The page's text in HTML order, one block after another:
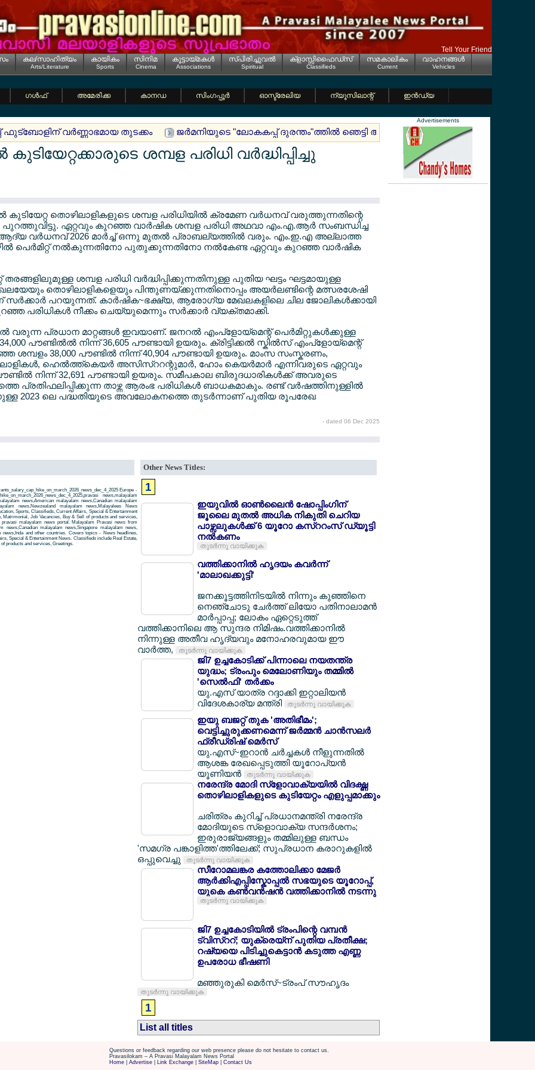
Tell Your Friend
കല/സാഹിത്യം
Arts/Literature
കായികം
Sports
സിനിമ
Cinema
കൂട്ടായ്മകള്‍
Associations
സ്പിരിച്ചുവല്‍
Spiritual
ക്ളാസ്സിഫൈഡ്സ്
Classifieds
സമകാലികം
Current
വാഹനങ്ങള്‍
Vehicles
ഗള്‍ഫ് അമേരിക്ക കാനഡ സിംഗപ്പൂര്‍ ഓസ്ട്രേലിയ ന്യൂസിലാന്റ്
ഇന്‍ഡ്യ
വര്‍ണ്ണാഭമായ തുടക്കം ജര്‍മനിയുടെ "ലോകകപ്പ് ദുരന്തം"ത്തില്‍ ഞെട്ടി ആരാധകര്‍ ജര്‍മ്മനിയെ
ശമ്പള പരിധി വര്‍ദ്ധിപ്പിച്ചു
തൊഴിലാളികളുടെ ശമ്പള പരിധിയില്‍ ക്രമേണ വര്‍ധനവ് വരുത്തുന്നതിന്റെ
പുറത്തുവിട്ടു. ഏറ്റവും കുറഞ്ഞ വാര്‍ഷിക ശമ്പള പരിധി അഥവാ എം.എ.ആര്‍ സംബന്ധിച്ച
വര്‍ധനവ് 2026 മാര്‍ച്ച് ഒന്നു മുതല്‍ പ്രാബല്യത്തില്‍ വരും. എം.ഇ.എ അല്ലാത്ത
പെര്‍മിറ്റ് നല്‍കുന്നതിനോ പുതുക്കുന്നതിനോ നല്‍കേണ്ട ഏറ്റവും കുറഞ്ഞ വാര്‍ഷിക
തരങ്ങളിലുമുള്ള ശമ്പള പരിധി വര്‍ദ്ധിപ്പിക്കുന്നതിനുള്ള പുതിയ ഘട്ടം ഘട്ടമായുള്ള
തൊഴിലാളികളെയും പിന്തുണയ്ക്കുന്നതിനൊപ്പം അയര്‍ലണ്ടിന്റെ മത്സരശേഷി
പറയുന്നത്. കാര്‍ഷിക~ഭക്ഷ്യ, ആരോഗ്യ മേഖലകളിലെ ചില ജോലികള്‍ക്കായി
പരിധികള്‍ നീക്കം ചെയ്യുമെന്നും സര്‍ക്കാര്‍ വ്യക്തമാക്കി.
വരുന്ന പ്രധാന മാറ്റങ്ങള്‍ ഇവയാണ്. ജനറല്‍ എംപ്ളോയ്മെന്റ് പെര്‍മിറ്റുകള്‍ക്കുള്ള
പൗണ്ടില്‍ല്‍ നിന്ന് 36,605 പൗണ്ടായി ഉയരും. ക്രിട്ടിക്കല്‍ സ്കില്‍സ് എംപ്ളോയ്മെന്റ്
ശമ്പളം 38,000 പൗണ്ടില്‍ നിന്ന് 40,904 പൗണ്ടായി ഉയരും. മാംസ സംസ്കരണം,
ഹെല്‍ത്ത്കെയര്‍ അസിസ്ററന്റുമാര്‍, ഹോം കെയര്‍മാര്‍ എന്നിവരുടെ ഏറ്റവും
നിന്ന് 32,691 പൗണ്ടായി ഉയരും. സമീപകാല ബിരുദധാരികള്‍ക്ക് അവരുടെ
പ്രതിഫലിപ്പിക്കുന്ന താഴ്ന്ന ആരംഭ പരിധികള്‍ ബാധകമാകും. രണ്ട് വര്‍ഷത്തിനുള്ളില്‍
2023 ലെ പദ്ധതിയുടെ അവലോകനത്തെ തുടര്‍ന്നാണ് പുതിയ രൂപരേഖ
- dated 06 Dec 2025
Europe -
news,malayalam
news,American malayalam news,Canadian malayalam
news,Newzealand malayalam news,Malayalees News
Sports, Classifieds, Current Affairs, Special & Entertainment
Matrimonial, Job Vacancies, Buy & Sell of products and services,
malayalam news portal. Malayalam Pravasi news from
news,Canadian malayalam news,Singapore malayalam news,
and other countries. Covers topics - News headlines,
Special & Entertainment News. Classifieds include Real Estate,
products and services, Greetings.
Other News Titles:
1
ഇയുവില്‍ ഓണ്‍ലൈന്‍ ഷോപ്പിംഗിന്
ജൂലൈ മുതല്‍ അധിക നികുതി ചെറിയ
പാഴ്സലുകള്‍ക്ക് 6 യൂറോ കസ്ററംസ് ഡ്യൂട്ടി
നല്‍കണം
തുടര്‍ന്നു വായിക്കുക
വത്തിക്കാനില്‍ ഹൃദയം കവര്‍ന്ന്
'മാലാഖക്കുട്ടി'
ജനക്കൂട്ടത്തിനിടയില്‍ നിന്നും കുഞ്ഞിനെ
നെഞ്ചോടു ചേര്‍ത്ത് ലിയോ പതിനാലാമന്‍
മാര്‍പ്പാപ്പ; ലോകം ഏറ്റെടുത്ത്
വത്തിക്കാനിലെ ആ സുന്ദര നിമിഷം.വത്തിക്കാനില്‍
നിന്നുള്ള അതീവ ഹൃദ്യവും മനോഹരവുമായ ഈ
വാര്‍ത്ത,
തുടര്‍ന്നു വായിക്കുക
ജി7 ഉച്ചകോടിക്ക് പിന്നാലെ നയതന്ത്ര
യുദ്ധം; ട്രംപും മെലോണിയും തമ്മില്‍
'സെല്‍ഫി' തര്‍ക്കം
യു.എസ് യാത്ര റദ്ദാക്കി ഇറ്റാലിയന്‍
വിദേശകാര്യ മന്ത്രി
തുടര്‍ന്നു വായിക്കുക
ഇയു ബജറ്റ് തുക 'അതിഭീമം';
വെട്ടിച്ചുരുക്കണമെന്ന് ജര്‍മ്മന്‍ ചാന്‍സലര്‍
ഫ്രീഡ്രിഷ് മെര്‍സ്
യു.എസ്~ഇറാന്‍ ചര്‍ച്ചകള്‍ നീളുന്നതില്‍
ആശങ്ക രേഖപ്പെടുത്തി യൂറോപ്യന്‍
യൂണിയന്‍
തുടര്‍ന്നു വായിക്കുക
നരേന്ദ്ര മോദി സ്ളോവാക്യയില്‍ വിദഗ്ദ്ധ
തൊഴിലാളികളുടെ കുടിയേറ്റം എളുപ്പമാക്കും
ചരിത്രം കുറിച്ച് പ്രധാനമന്ത്രി നരേന്ദ്ര
മോദിയുടെ സ്ളൊവാക്യ സന്ദര്‍ശനം;
ഇരുരാജ്യങ്ങളും തമ്മിലുള്ള ബന്ധം
'സമഗ്ര പങ്കാളിത്ത'ത്തിലേക്ക്; സുപ്രധാന കരാറുകളില്‍
ഒപ്പുവെച്ചു
തുടര്‍ന്നു വായിക്കുക
സീറോമലങ്കര കത്തോലിക്കാ മേജര്‍
ആര്‍ക്കിഎപ്പിസ്കോപ്പല്‍ സഭയുടെ യൂറോപ്പ്,
യുകെ കണ്‍വന്‍ഷന്‍ വത്തിക്കാനില്‍ നടന്നു
തുടര്‍ന്നു വായിക്കുക
ജി7 ഉച്ചകോടിയില്‍ ട്രംപിന്റെ വമ്പന്‍
ട്വിസ്ററ്; യുക്രെയ്ന് പുതിയ പ്രതീക്ഷ;
റഷ്യയെ പിടിച്ചുകെട്ടാന്‍ കടുത്ത എണ്ണ
ഉപരോധ ഭീഷണി
മഞ്ഞുരുകി മെര്‍സ്~ട്രംപ് സൗഹൃദം
തുടര്‍ന്നു വായിക്കുക
1
List all titles
Advertisements
Questions or feedback regarding our web presence please do not hesitate to contact us.
Pravasilokam – A Pravasi Malayalam News Portal
Home
Advertise Link Exchange SiteMap Contact Us